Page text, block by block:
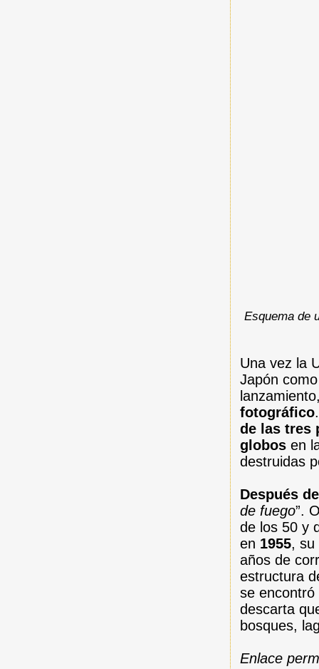
Esquema de
Una vez la
Japón
fotográfico
de las tres
globos en
destruidas
Después
de fuego”.
de los 50 y
en 1955, su
años de
estructura
se
descarta
bosques,
Enlace